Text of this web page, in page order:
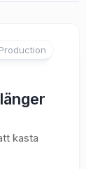
kasta